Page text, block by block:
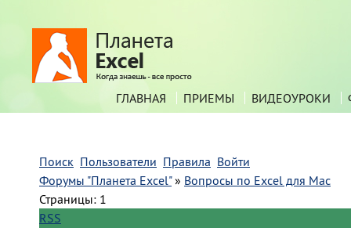
ГЛАВНАЯ ПРИЕМЫ ВИДЕОУРОКИ
Поиск Пользователи Правила Войти
Форумы "Планета Excel" » Вопросы по Excel для Mac
Страницы: 1
RSS